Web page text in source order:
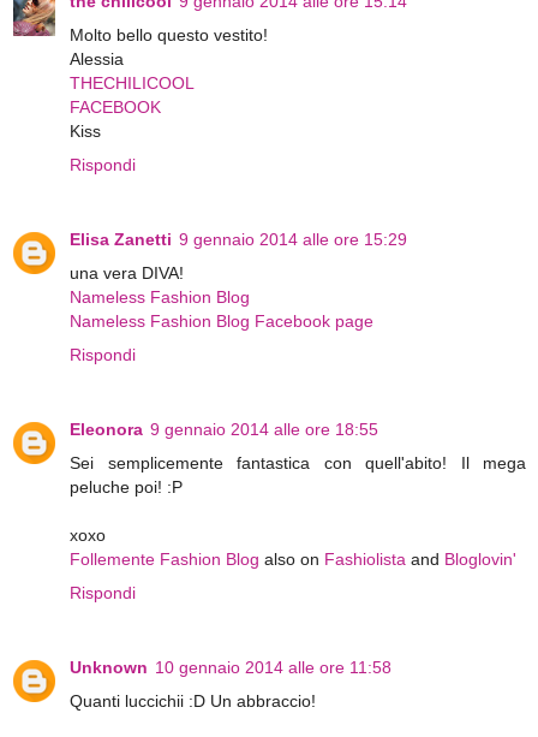
Molto bello questo vestito!
Alessia
THECHILICOOL
FACEBOOK
Kiss
Rispondi
Elisa Zanetti 9 gennaio 2014 alle ore 15:29
una vera DIVA!
Nameless Fashion Blog
Nameless Fashion Blog Facebook page
Rispondi
Eleonora 9 gennaio 2014 alle ore 18:55
Sei semplicemente fantastica con quell'abito! Il mega
peluche poi! :P
xoxo
Follemente Fashion Blog also on Fashiolista and Bloglovin'
Rispondi
Unknown 10 gennaio 2014 alle ore 11:58
Quanti luccichii :D Un abbraccio!